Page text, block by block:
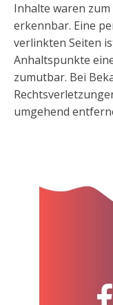
Inhalte waren
erkennbar. Eine
verlinkten Seiten
Anhaltspunkte
zumutbar. Bei
umgehend